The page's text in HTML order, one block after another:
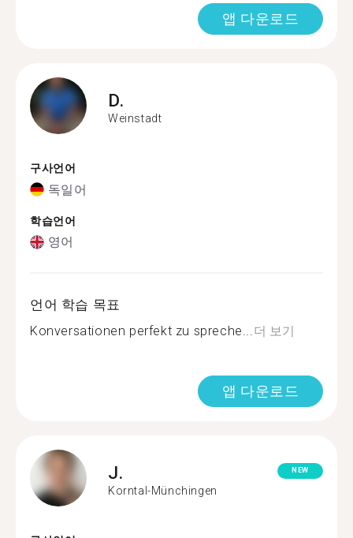
앱 다운로드
D.
Weinstadt
구사언어
독일어
학습언어
영어
언어 학습 목표
Konversationen perfekt zu spreche...더 보기
앱 다운로드
J.
Korntal-Münchingen
NEW